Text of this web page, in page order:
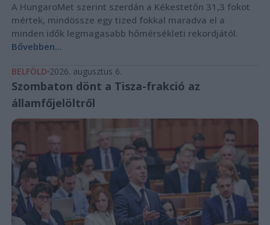
A HungaroMet szerint szerdán a Kékestetőn 31,3 fokot
mértek, mindössze egy tized fokkal maradva el a
minden idők legmagasabb hőmérsékleti rekordjától.
Bővebben...
BELFÖLD 2026. augusztus 6.
Szombaton dönt a Tisza-frakció az
államfőjelöltről